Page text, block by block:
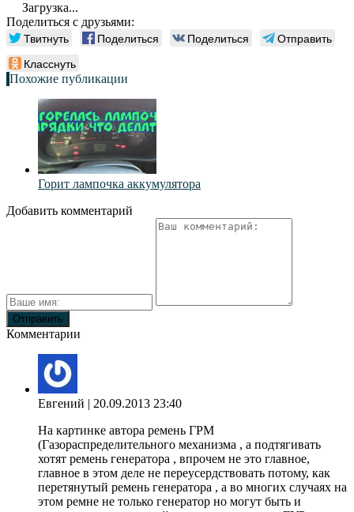
Загрузка...
Поделиться с друзьями:
Твитнуть Поделиться Поделиться
Отправить
Класснуть
Похожие публикации
Горит лампочка аккумулятора
Добавить комментарий
Комментарии
Eвгений | 20.09.2013 23:40
На картинке автора ремень ГРМ
(Газораспределительного механизма , а подтягивать
хотят ремень генератора , впрочем не это главное,
главное в этом деле не переусердствовать потому, как
перетянутый ремень генератора , а во многих случаях на
этом ремне не только генератор но могут быть и